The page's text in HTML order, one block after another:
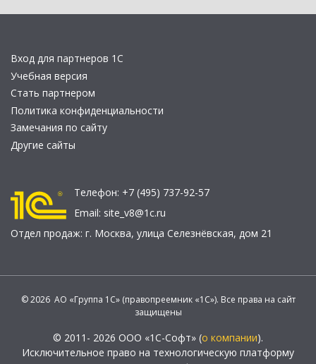
Вход для партнеров 1С
Учебная версия
Стать партнером
Политика конфиденциальности
Замечания по сайту
Другие сайты
Телефон: +7 (495) 737-92-57
Email: site_v8@1c.ru
Отдел продаж: г. Москва, улица Селезнёвская, дом 21
© 2026 АО «Группа 1С» (правопреемник «1С»). Все права на сайт
защищены
© 2011- 2026 ООО «1С-Софт» (о компании).
Исключительное право на технологическую платформу